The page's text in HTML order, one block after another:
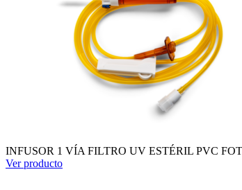
INFUSOR 1 VÍA FILTRO UV ESTÉRIL PVC
Ver producto